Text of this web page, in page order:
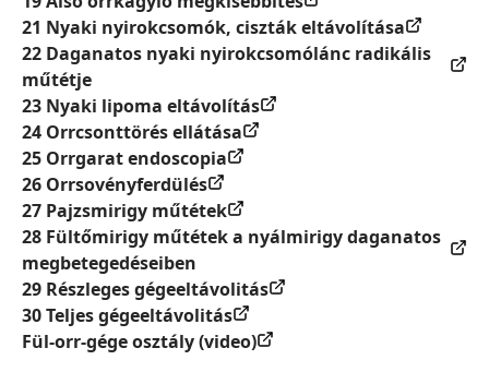
21 Nyaki nyirokcsomók, ciszták eltávolítása
22 Daganatos nyaki nyirokcsomólánc radikális
műtétje
23 Nyaki lipoma eltávolítás
24 Orrcsonttörés ellátása
25 Orrgarat endoscopia
26 Orrsovényferdülés
27 Pajzsmirigy műtétek
28 Fültőmirigy műtétek a nyálmirigy daganatos
megbetegedéseiben
29 Részleges gégeeltávolitás
30 Teljes gégeeltávolitás
Fül-orr-gége osztály (video)